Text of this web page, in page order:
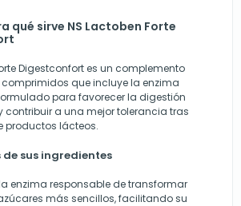
qué sirve NS Lactoben Forte
Digestconfort es un complemento
que incluye la enzima
para favorecer la digestión
contribuir a una mejor tolerancia tras
productos lácteos.
sus ingredientes
enzima responsable de transformar
más sencillos, facilitando su